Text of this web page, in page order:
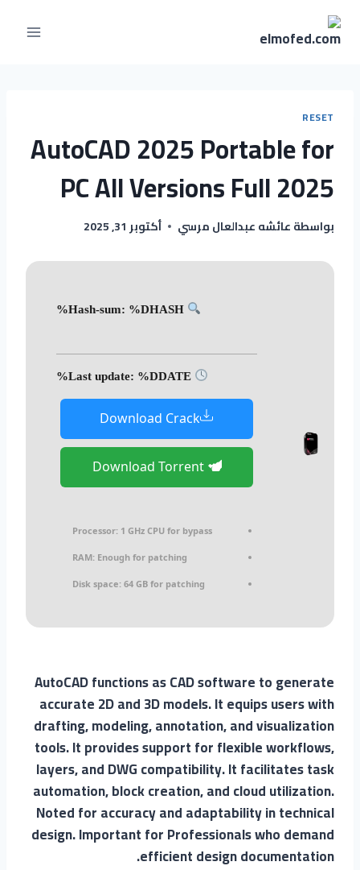
التجاوز
RESET
AutoCAD 2025 Portable for
PC All Versions Full 2025
بواسطةعائشه عبدالعال مرسي أكتوبر 31, 2025
Download Crack
Download Torrent
Processor: 1 GHz CPU for bypass
RAM: Enough for patching
Disk space: 64 GB for patching
AutoCAD functions as CAD software to generate
accurate 2D and 3D models. It equips users with
drafting, modeling, annotation, and visualization
tools. It provides support for flexible workflows,
layers, and DWG compatibility. It facilitates task
automation, block creation, and cloud utilization.
Noted for accuracy and adaptability in technical
design. Important for Professionals who demand
efficient design documentation.